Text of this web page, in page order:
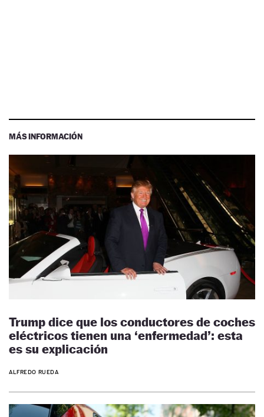
MÁS INFORMACIÓN
Trump dice que los conductores de coches
eléctricos tienen una ‘enfermedad’: esta
es su explicación
ALFREDO RUEDA